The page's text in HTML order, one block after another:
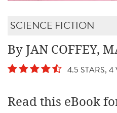
SCIENCE FICTION
By JAN COFFEY,
4.5 STARS, 4
Read this eBook